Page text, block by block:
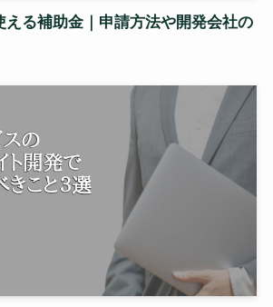
える補助金｜申請方法や開発会社の